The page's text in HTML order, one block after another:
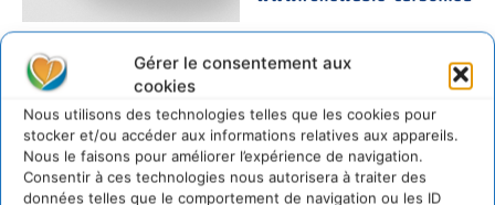
Gérer le consentement aux
cookies
Nous utilisons des technologies telles que les cookies pour
stocker et/ou accéder aux informations relatives aux appareils.
Nous le faisons pour améliorer l’expérience de navigation.
Consentir à ces technologies nous autorisera à traiter des
données telles que le comportement de navigation ou les ID